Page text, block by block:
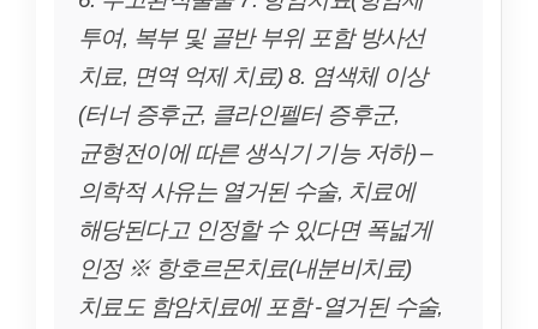
투여, 복부 및 골반 부위 포함 방사선
치료, 면역 억제 치료) 8. 염색체 이상
(터너 증후군, 클라인펠터 증후군,
균형전이에 따른 생식기 기능 저하) –
의학적 사유는 열거된 수술, 치료에
해당된다고 인정할 수 있다면 폭넓게
인정 ※ 항호르몬치료(내분비치료)
치료도 함암치료에 포함 -열거된 수술,